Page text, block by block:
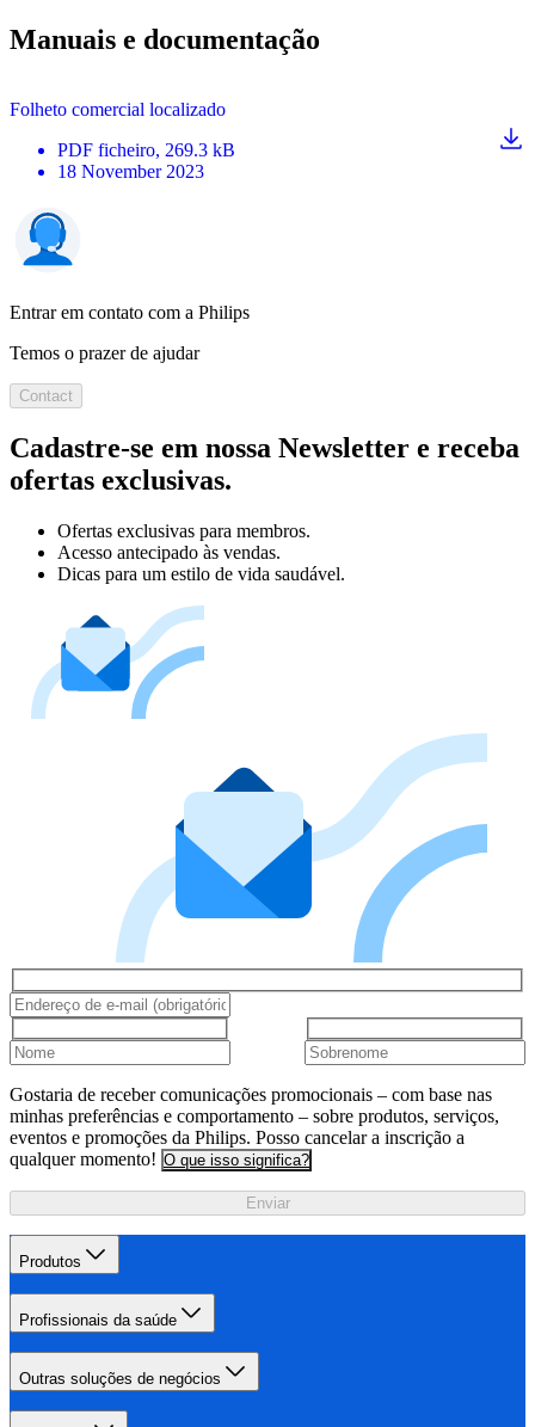
Manuais e documentação
Folheto comercial localizado
PDF ficheiro, 269.3 kB
18 November 2023
Entrar em contato com a Philips
Temos o prazer de ajudar
Contact
Cadastre-se em nossa Newsletter e receba
ofertas exclusivas.
Ofertas exclusivas para membros.
Acesso antecipado às vendas.
Dicas para um estilo de vida saudável.
Gostaria de receber comunicações promocionais – com base nas
minhas preferências e comportamento – sobre produtos, serviços,
eventos e promoções da Philips. Posso cancelar a inscrição a
qualquer momento! O que isso significa?
Enviar
Produtos
Profissionais da saúde
Outras soluções de negócios